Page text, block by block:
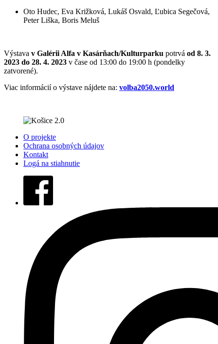
Oto Hudec, Eva Križková, Lukáš Osvald, Ľubica Segečová,
Peter Liška, Boris Meluš
Výstava v Galérii Alfa v Kasárňach/Kulturparku potrvá od 8. 3.
2023 do 28. 4. 2023 v čase od 13:00 do 19:00 h (pondelky
zatvorené).
Viac informácií o výstave nájdete na: volba2050.world
O projekte
Ochrana osobných údajov
Kontakt
Logá na stiahnutie